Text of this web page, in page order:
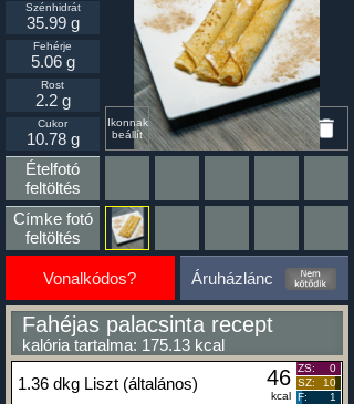
Ikonnak
beállít
Szénhidrát
35.99 g
Fehérje
5.06 g
Rost
2.2 g
Cukor
10.78 g
Ételfotó
feltöltés
Címke fotó
feltöltés
Vonalkódos? Áruházlánc
Fahéjas palacsinta recept
kalória tartalma: 175.13 kcal
1.36 dkg Liszt (általános) 46
kcal
ZS:
0
SZ:
10
F:
1